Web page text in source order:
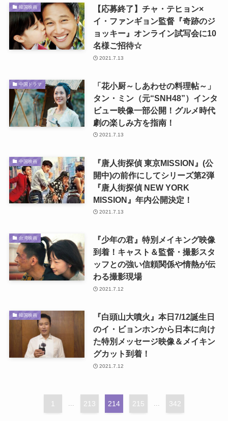
韓国映画
【応募終了】チャ・テヒョン×
イ・ファンギョン監督『奇跡のジ
ョッキー』オンライン試写会に10
名様ご招待☆
2021.7.13
中国ドラマ
「花小厨～しあわせの料理帖～」
タン・ミン（元“SNH48”）インタ
ビュー映像一部公開！グルメ時代
劇の楽しみ方を指南！
2021.7.13
中国映画
『唐人街探偵 東京MISSION』(公
開中)の前作にしてシリーズ第2弾
『唐人街探偵 NEW YORK
MISSION』年内公開決定！
2021.7.13
台湾映画
『少年の君』特別メイキング映像
到着！キャスト＆監督・撮影スタ
ッフとの強い信頼関係や情熱が伝
わる撮影現場
2021.7.12
韓国映画
『白頭山大噴火』本日7/12誕生日
のイ・ビョンホンから日本に向け
た特別メッセージ映像＆メイキン
グカット到着！
2021.7.12
1 213 214 215 342